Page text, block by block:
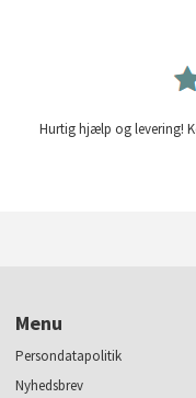
Hurtig hjælp og levering!
Menu
Persondatapolitik
Nyhedsbrev